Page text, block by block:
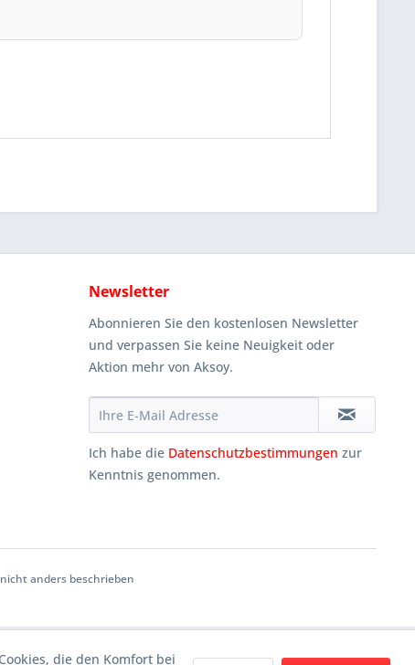
Newsletter
Abonnieren Sie den kostenlosen Newsletter
und verpassen Sie keine Neuigkeit oder
Aktion mehr von Aksoy.
Ich habe die Datenschutzbestimmungen zur
Kenntnis genommen.
anders beschrieben
die den Komfort bei